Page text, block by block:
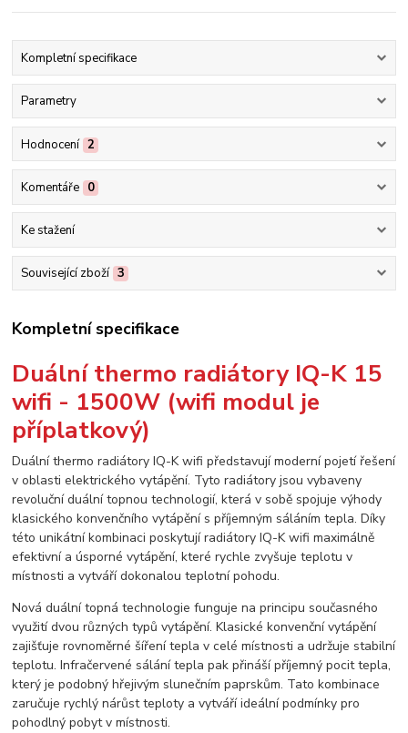
Kompletní specifikace
Parametry
Hodnocení 2
Komentáře 0
Ke stažení
Související zboží 3
Kompletní specifikace
Duální thermo radiátory IQ-K 15
wifi - 1500W (wifi modul je
příplatkový)
Duální thermo radiátory IQ-K wifi představují moderní pojetí řešení
v oblasti elektrického vytápění. Tyto radiátory jsou vybaveny
revoluční duální topnou technologií, která v sobě spojuje výhody
klasického konvenčního vytápění s příjemným sáláním tepla. Díky
této unikátní kombinaci poskytují radiátory IQ-K wifi maximálně
efektivní a úsporné vytápění, které rychle zvyšuje teplotu v
místnosti a vytváří dokonalou teplotní pohodu.
Nová duální topná technologie funguje na principu současného
využití dvou různých typů vytápění. Klasické konvenční vytápění
zajišťuje rovnoměrné šíření tepla v celé místnosti a udržuje stabilní
teplotu. Infračervené sálání tepla pak přináší příjemný pocit tepla,
který je podobný hřejivým slunečním paprskům. Tato kombinace
zaručuje rychlý nárůst teploty a vytváří ideální podmínky pro
pohodlný pobyt v místnosti.